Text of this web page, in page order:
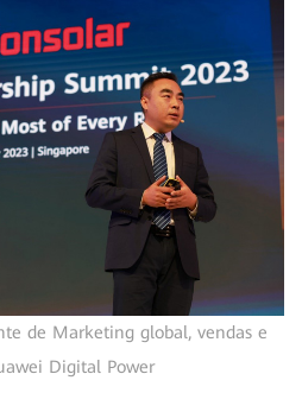
de Marketing global, vendas e
Digital Power